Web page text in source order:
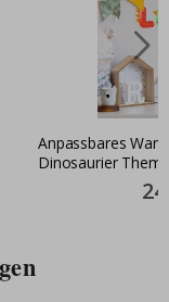
Anpassbares
Dinosaurier